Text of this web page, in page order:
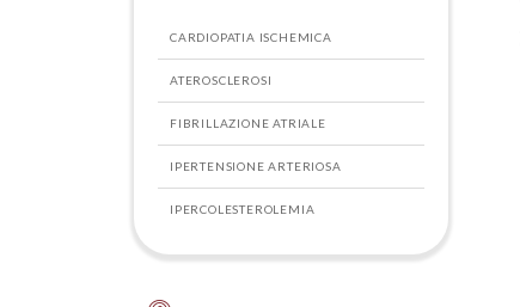
CARDIOPATIA ISCHEMICA
ATEROSCLEROSI
FIBRILLAZIONE ATRIALE
IPERTENSIONE ARTERIOSA
IPERCOLESTEROLEMIA